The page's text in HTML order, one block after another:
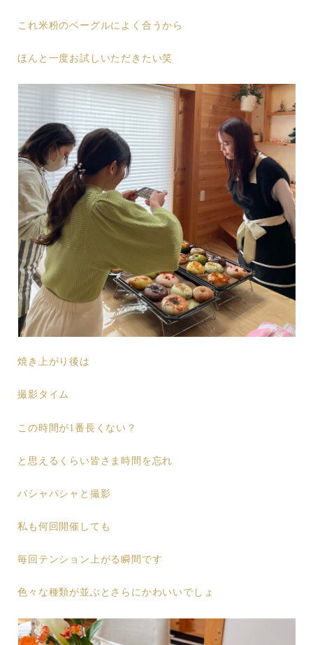
これ米粉のベーグルによく合うから
ほんと一度お試しいただきたい笑
焼き上がり後は
撮影タイム
この時間が1番長くない？
と思えるくらい皆さま時間を忘れ
パシャパシャと撮影
私も何回開催しても
毎回テンション上がる瞬間です
色々な種類が並ぶとさらにかわいいでしょ